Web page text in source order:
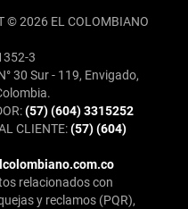
© 2026 EL COLOMBIANO
3
30 Sur - 119, Envigado,
(57) (604) 3315252
CLIENTE:(57) (604)
relacionados con
y reclamos (PQR),